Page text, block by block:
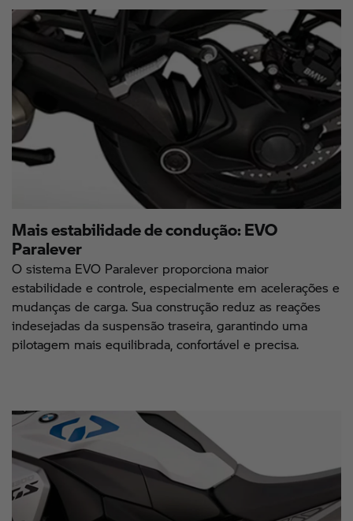
Mais estabilidade de condução: EVO
Paralever
O sistema EVO Paralever proporciona maior
estabilidade e controle, especialmente em acelerações e
mudanças de carga. Sua construção reduz as reações
indesejadas da suspensão traseira, garantindo uma
pilotagem mais equilibrada, confortável e precisa.